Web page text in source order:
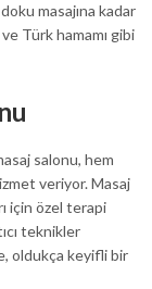
masajına kadar
Türk hamamı gibi
salonu, hem
veriyor. Masaj
için özel terapi
teknikler
oldukça keyifli bir